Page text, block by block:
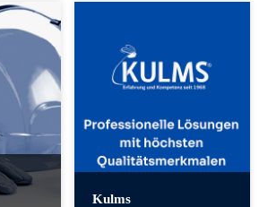
Kulms